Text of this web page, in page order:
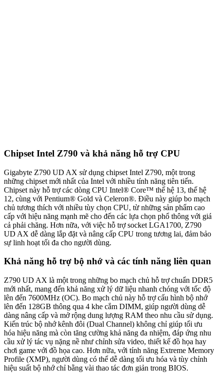
Chipset Intel Z790 và khả năng hỗ trợ CPU
Gigabyte Z790 UD AX sử dụng chipset Intel Z790, một trong
những chipset mới nhất của Intel với nhiều tính năng tiên tiến.
Chipset này hỗ trợ các dòng CPU Intel® Core™ thế hệ 13, thế hệ
12, cùng với Pentium® Gold và Celeron®. Điều này giúp bo mạch
chủ tương thích với nhiều tùy chọn CPU, từ những sản phẩm cao
cấp với hiệu năng mạnh mẽ cho đến các lựa chọn phổ thông với giá
cả phải chăng. Hơn nữa, với việc hỗ trợ socket LGA1700, Z790
UD AX dễ dàng lắp đặt và nâng cấp CPU trong tương lai, đảm bảo
sự linh hoạt tối đa cho người dùng.
Khả năng hỗ trợ bộ nhớ và các tính năng liên quan
Z790 UD AX là một trong những bo mạch chủ hỗ trợ chuẩn DDR5
mới nhất, mang đến khả năng xử lý dữ liệu nhanh chóng với tốc độ
lên đến 7600MHz (OC). Bo mạch chủ này hỗ trợ cấu hình bộ nhớ
lên đến 128GB thông qua 4 khe cắm DIMM, giúp người dùng dễ
dàng nâng cấp và mở rộng dung lượng RAM theo nhu cầu sử dụng.
Kiến trúc bộ nhớ kênh đôi (Dual Channel) không chỉ giúp tối ưu
hóa hiệu năng mà còn tăng cường khả năng đa nhiệm, đáp ứng nhu
cầu xử lý tác vụ nặng nề như chỉnh sửa video, thiết kế đồ họa hay
chơi game với đồ họa cao. Hơn nữa, với tính năng Extreme Memory
Profile (XMP), người dùng có thể dễ dàng tối ưu hóa và tùy chỉnh
hiệu suất bộ nhớ chỉ bằng vài thao tác đơn giản trong BIOS.